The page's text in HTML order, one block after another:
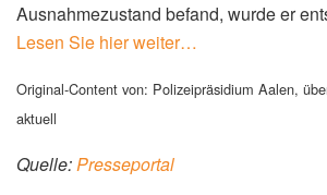
Ausnahmezustand befand, wurde er
Lesen Sie hier weiter…
Original-Content von: Polizeipräsidium Aalen,
aktuell
Quelle:Presseportal